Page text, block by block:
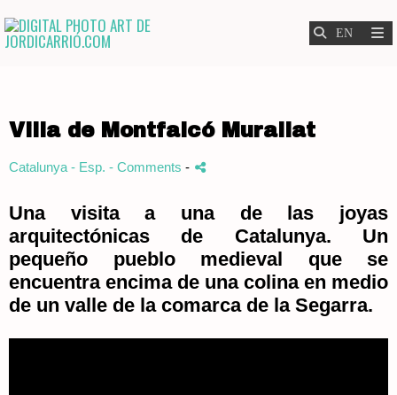
Villa de Montfalcó Murallat
Catalunya - Esp. - Comments -
Una visita a una de las joyas
arquitectónicas de Catalunya. Un
pequeño pueblo medieval que se
encuentra encima de una colina en medio
de un valle de la comarca de la Segarra.